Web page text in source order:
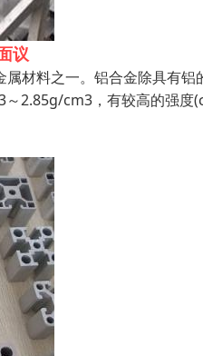
议
材料之一。铝合金除具有
2.85g/cm3，有较高的强度